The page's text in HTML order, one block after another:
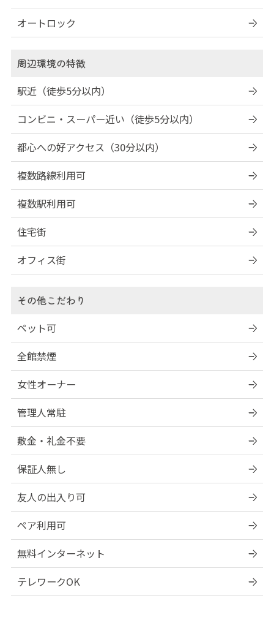
オートロック
周辺環境の特徴
駅近（徒歩5分以内）
コンビニ・スーパー近い（徒歩5分以内）
都心への好アクセス（30分以内）
複数路線利用可
複数駅利用可
住宅街
オフィス街
その他こだわり
ペット可
全館禁煙
女性オーナー
管理人常駐
敷金・礼金不要
保証人無し
友人の出入り可
ペア利用可
無料インターネット
テレワークOK